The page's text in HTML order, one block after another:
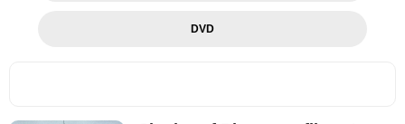
DVD